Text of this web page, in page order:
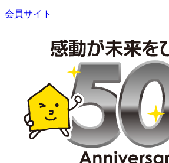
会員サイト